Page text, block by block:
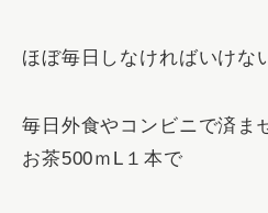
ほぼ毎日しなければいけな
毎日外食やコンビニで済ま
お茶500ｍL１本で